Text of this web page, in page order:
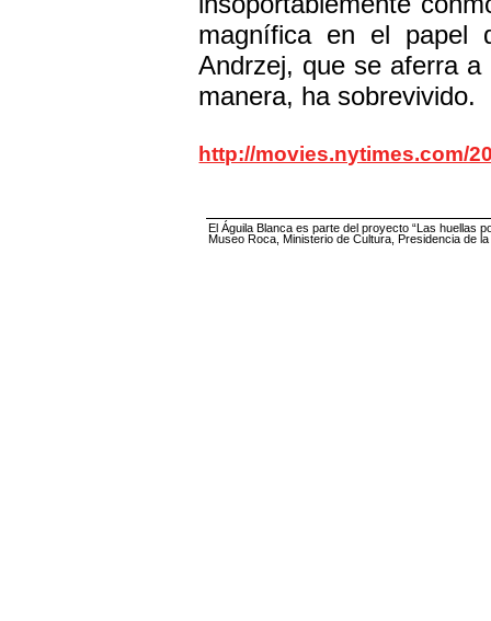
magnífica en el papel
Andrzej, que se aferra
manera, ha sobrevivido.
http://movies.nytimes.com/
El Águila Blanca es parte del proyecto “Las huellas
Museo Roca, Ministerio de Cultura, Presidencia de